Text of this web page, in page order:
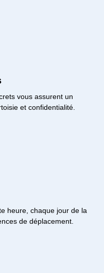
vous assurent un
et confidentialité.
heure, chaque jour de la
de déplacement.